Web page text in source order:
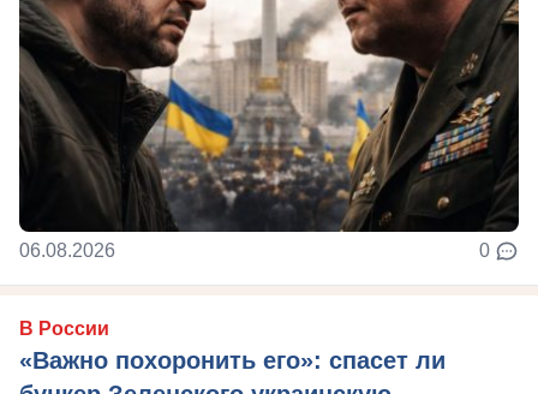
06.08.2026 0
В России
«Важно похоронить его»: спасет ли